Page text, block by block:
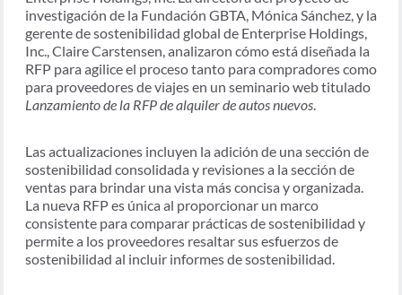
investigación de la Fundación GBTA, Mónica Sánchez, y la
gerente de sostenibilidad global de Enterprise Holdings,
Inc., Claire Carstensen, analizaron cómo está diseñada la
RFP para agilice el proceso tanto para compradores como
para proveedores de viajes en un seminario web titulado
Lanzamiento de la RFP de alquiler de autos nuevos
Las actualizaciones incluyen la adición de una sección de
sostenibilidad consolidada y revisiones a la sección de
ventas para brindar una vista más concisa y organizada.
La nueva RFP es única al proporcionar un marco
consistente para comparar prácticas de sostenibilidad y
permite a los proveedores resaltar sus esfuerzos de
sostenibilidad al incluir informes de sostenibilidad.